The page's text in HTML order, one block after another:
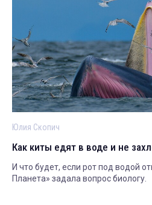
Юлия Скопич
Как киты едят в воде и не
И что будет, если рот под водой
Планета» задала вопрос биологу.